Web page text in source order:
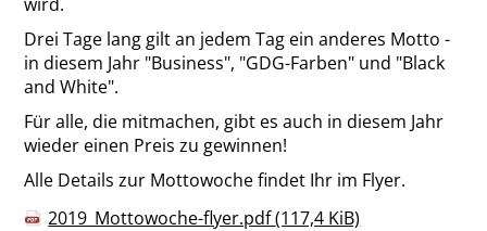
Drei Tage lang gilt an jedem Tag ein anderes Motto -
in diesem Jahr "Business", "GDG-Farben" und "Black
and White".
Für alle, die mitmachen, gibt es auch in diesem Jahr
wieder einen Preis zu gewinnen!
Alle Details zur Mottowoche findet Ihr im Flyer.
2019_Mottowoche-flyer.pdf(117,4 KiB)